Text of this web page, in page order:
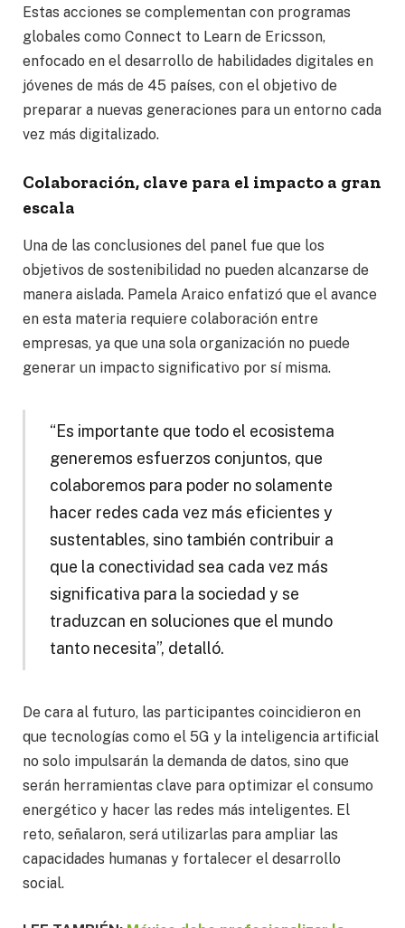
Estas acciones se complementan con programas
globales como Connect to Learn de Ericsson,
enfocado en el desarrollo de habilidades digitales en
jóvenes de más de 45 países, con el objetivo de
preparar a nuevas generaciones para un entorno cada
vez más digitalizado.
Colaboración, clave para el impacto a gran
escala
Una de las conclusiones del panel fue que los
objetivos de sostenibilidad no pueden alcanzarse de
manera aislada. Pamela Araico enfatizó que el avance
en esta materia requiere colaboración entre
empresas, ya que una sola organización no puede
generar un impacto significativo por sí misma.
“Es importante que todo el ecosistema
generemos esfuerzos conjuntos, que
colaboremos para poder no solamente
hacer redes cada vez más eficientes y
sustentables, sino también contribuir a
que la conectividad sea cada vez más
significativa para la sociedad y se
traduzcan en soluciones que el mundo
tanto necesita”, detalló.
De cara al futuro, las participantes coincidieron en
que tecnologías como el 5G y la inteligencia artificial
no solo impulsarán la demanda de datos, sino que
serán herramientas clave para optimizar el consumo
energético y hacer las redes más inteligentes. El
reto, señalaron, será utilizarlas para ampliar las
capacidades humanas y fortalecer el desarrollo
social.